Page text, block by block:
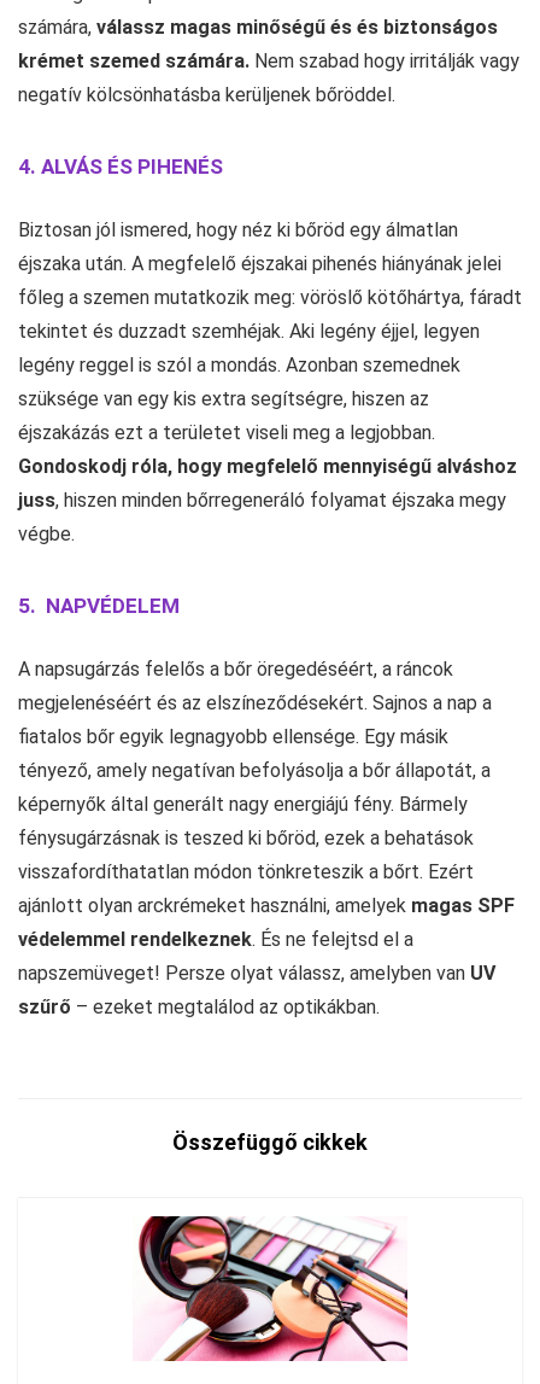
számára, válassz magas minőségű és és biztonságos
krémet szemed számára. Nem szabad hogy irritálják vagy
negatív kölcsönhatásba kerüljenek bőröddel.
4. ALVÁS ÉS PIHENÉS
Biztosan jól ismered, hogy néz ki bőröd egy álmatlan
éjszaka után. A megfelelő éjszakai pihenés hiányának jelei
főleg a szemen mutatkozik meg: vöröslő kötőhártya, fáradt
tekintet és duzzadt szemhéjak. Aki legény éjjel, legyen
legény reggel is szól a mondás. Azonban szemednek
szüksége van egy kis extra segítségre, hiszen az
éjszakázás ezt a területet viseli meg a legjobban.
Gondoskodj róla, hogy megfelelő mennyiségű alváshoz
juss, hiszen minden bőrregeneráló folyamat éjszaka megy
végbe.
5. NAPVÉDELEM
A napsugárzás felelős a bőr öregedéséért, a ráncok
megjelenéséért és az elszíneződésekért. Sajnos a nap a
fiatalos bőr egyik legnagyobb ellensége. Egy másik
tényező, amely negatívan befolyásolja a bőr állapotát, a
képernyők által generált nagy energiájú fény. Bármely
fénysugárzásnak is teszed ki bőröd, ezek a behatások
visszafordíthatatlan módon tönkreteszik a bőrt. Ezért
ajánlott olyan arckrémeket használni, amelyek magas SPF
védelemmel rendelkeznek. És ne felejtsd el a
napszemüveget! Persze olyat válassz, amelyben van UV
szűrő – ezeket megtalálod az optikákban.
Összefüggő cikkek